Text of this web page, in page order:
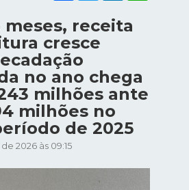
meses, receita
cresce
no ano chega
milhões ante
milhões no
de 2025
2026 às 09:15